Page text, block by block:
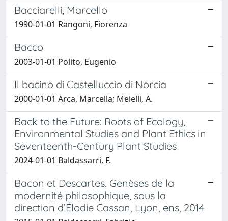
Bacciarelli, Marcello
1990-01-01 Rangoni, Fiorenza
Bacco
2003-01-01 Polito, Eugenio
Il bacino di Castelluccio di Norcia
2000-01-01 Arca, Marcella; Melelli, A.
Back to the Future: Roots of Ecology,
Environmental Studies and Plant Ethics in
Seventeenth-Century Plant Studies
2024-01-01 Baldassarri, F.
Bacon et Descartes. Genèses de la
modernité philosophique, sous la
direction d’Élodie Cassan, Lyon, ens, 2014